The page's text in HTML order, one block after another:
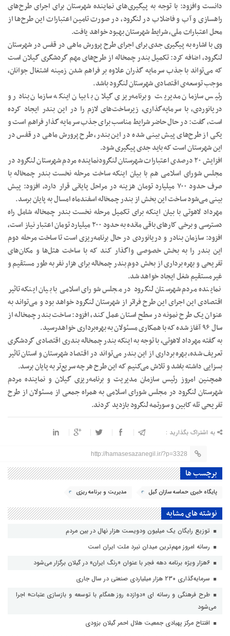
دانست وافزود: با توجه به پیگیری‌های نماینده شهرستان برای اجرای طرح‌های
راهسازی و آب و فاضلاب در لنگرود، در صورت تامین اعتبارات این طرح‌ها از
محل اعتبارات ملی، شرایط شهرستان بهبود خواهد یافت.
وی با اشاره به پیگیری جدی برای اجرای طرح پرورش ماهی در قفس در شهرستان
لنگرود، اضافه کرد: تکمیل بندر چمخاله از طرح‌های مهم گردشگری گیلان است
که می‌تواند با جذب سرمایه گذران علاوه بر فراهم شدن زمینه اشتغال جوانان،
موجب توسعه‌ی اقتصادی شهرستان لنگرود باشد.
رئیس سازمان مدیریت و برنامه‌ریزی گیلان با بیان اینکه سازمان بنادر و
دریانوردی، با سرمایه‌گذاری، زیرساخت‌های لازم را در این بندر ایجاد کرده
است، گفت: در حال حاضر شرایط مناسب برای جذب سرمایه گذار فراهم است و
یکی از طرح‌های پیش بینی شده در این بندر، طرح پرورش ماهی در قفس در
این شهرستان است که باید جدی پیگیری شود.
افزایش ۲۰ درصدی اعتبارات شهرستان لنگرودنماینده مردم شهرستان لنگرود در
مجلس شورای اسلامی هم با بیان اینکه ساخت مرحله نخست بندر چمخاله با
صرف حدود ۷۰۰ میلیارد تومان هزینه در مراحل پایانی قرار دارد، افزود: پیش
بینی می‌شود ساخت این بخش از بندر چمخاله اسفندماه امسال به پایان برسد.
مهرداد لاهوتی با بیان اینکه برای تکمیل مرحله نخست بندر چمخاله شامل راه
دسترسی و برخی کار‌های باقی مانده به حدود ۲۰۰ میلیارد تومان اعتبار نیاز است،
افزود: سازمان بنادر و دریانوردی در حال برنامه‌ریزی است تا ساخت مرحله دوم
این بندر را به بخش خصوصی واگذار کند که با ساخت هتل‌ها و مکان‌های
تفریحی و بهره برداری از بخش دوم بندر چمخاله برای هزار نفر به طور مستقیم و
غیرمستقیم شغل ایجاد خواهد شد.
نماینده مردم شهرستان لنگرود در مجلس شورای اسلامی با بیان اینکه تاثیر
اقتصادی این اجرای این طرح فراتر از شهرستان لنگرود خواهد بود و می‌تواند به
عنوان یک طرح نمونه در سطح استان عمل کند، افزود: ساخت بندر چمخاله از
سال ۹۶ آغاز شده که با همکاری مسئولان به بهره‌برداری خواهدرسید.
به گفته مهرداد لاهوتی، با توجه به اینکه بندر چمخاله بندری اقتصادی گردشگری
تعریف شده، بهره برداری از این بندر می‌تواند در اقتصاد شهرستان و استان تاثیر
بسزایی داشته باشد و تلاش می‌کنیم که این طرح هر چه سریع‌تر به پایان برسد.
همچنین امروز رئیس سازمان مدیریت و برنامه‌ریزی گیلان و نماینده مردم
شهرستان لنگرود در مجلس شورای اسلامی به همراه جمعی از مسئولان از طرح
تفریحی تله کابین و سورتمه لنگرود بازدید کردند.
به اشتراک بگذارید :
http://hamasesazanegil.ir/?p=3328
برچسب ها
پایگاه خبری حماسه سازان گیل مدیریت و برنامه ریزی
نوشته های مشابه
توزیع رایگان یک میلیون ودویست هزار نهال در بین مردم
رسانه امروز مهم‌ترین میدان نبرد ملت ایران است
سرمایه‌گذاری ۲۳۰ هزار میلیاردی صنعتی در سال جاری
طرح فرهنگی و رسانه ای «دوازده روز همگام با توسعه و بازسازی عتبات» اجرا
می‌شود
افتتاح مرکز پهبادی جمعیت هلال احمر گیلان بزودی